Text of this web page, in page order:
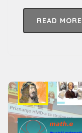
READ MORE